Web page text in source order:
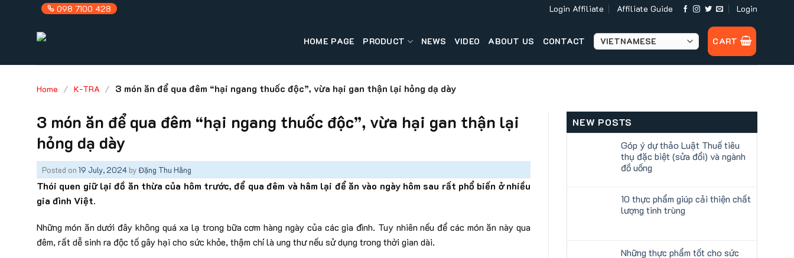
098 7100 428 Login Affiliate Affiliate Guide Login
HOME PAGE PRODUCT NEWS VIDEO ABOUT US CONTACT CART
Home / K-TRA / 3 món ăn để qua đêm “hại ngang thuốc độc”, vừa hại gan thận lại hỏng dạ dày
3 món ăn để qua đêm “hại ngang thuốc độc”, vừa hại gan thận lại
hỏng dạ dày
Posted on 19 July, 2024 byĐặng Thu Hằng
Thói quen giữ lại đồ ăn thừa của hôm trước, để qua đêm và hâm lại để ăn vào ngày hôm sau rất phổ biến ở nhiều
gia đình Việt.
Những món ăn dưới đây không quá xa lạ trong bữa cơm hàng ngày của các gia đình. Tuy nhiên nếu để các món ăn này qua
đêm, rất dễ sinh ra độc tố gây hại cho sức khỏe, thậm chí là ung thư nếu sử dụng trong thời gian dài.
NEW POSTS
Góp ý dự thảo Luật Thuế tiêu
thụ đặc biệt (sửa đổi) và ngành
đồ uống
10 thực phẩm giúp cải thiện chất
lượng tinh trùng
Những thực phẩm tốt cho sức